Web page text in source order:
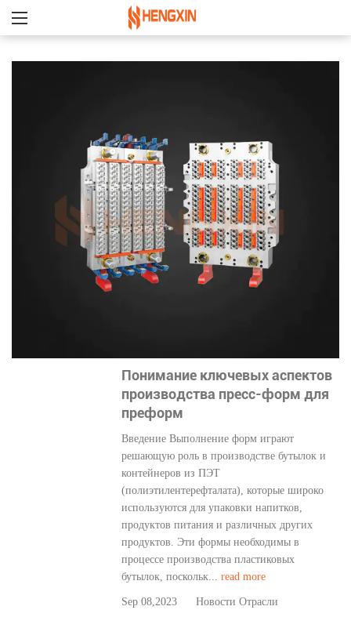
Понимание ключевых аспектов
производства пресс-форм для
преформ
Введение Выполнение форм играют
решающую роль в производстве бутылок и
контейнеров из ПЭТ
(полиэтилентерефталата), которые широко
используются для упаковки напитков,
продуктов питания и различных других
продуктов. Эти формы необходимы в
процессе производства пластиковых
бутылок, поскольк...read more
Sep 08,2023 Новости Отрасли